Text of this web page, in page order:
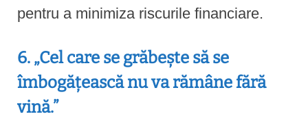
pentru a minimiza riscurile financiare.
6. „Cel care se grăbește să se
îmbogățească nu va rămâne fără
vină.”